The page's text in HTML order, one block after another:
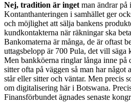
Nej, tradition är inget man ändrar på
Kontanthanteringen i samhället ger
och möjlighet att sälja bankens
kundkontakterna när räkningar ska
Bankomaterna är många, de är oftast
uttagsbelopp är 700 Pula, det vill säga
Men bankköerna ringlar långa inne
sitter ofta på väggen så man har något
står eller sitter och väntar. Men precis
om digitalisering här i Botswana.
Finansförbundet ägnades senaste